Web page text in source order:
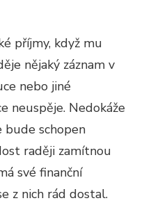
příjmy, když mu
nějaký záznam v
nebo jiné
neuspěje. Nedokáže
bude schopen
raději zamítnou
své finanční
z nich rád dostal.